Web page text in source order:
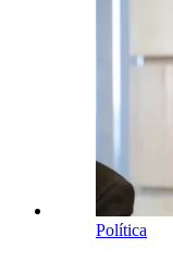
Política